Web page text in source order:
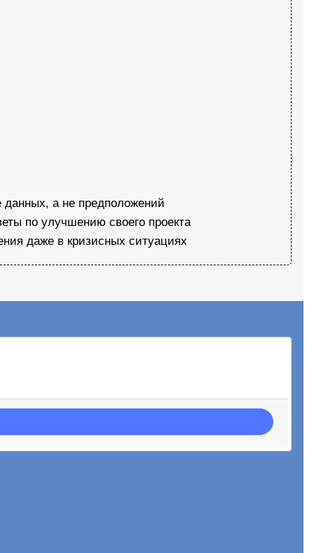
данных, а не предположений
по улучшению своего проекта
даже в кризисных ситуациях